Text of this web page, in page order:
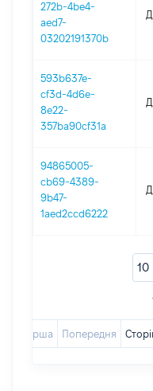
272b-4be4-
aed7-
03202191370b
593b637e-
cf3d-4d6e-
8e22-
357ba90cf31a
94865005-
cb69-4389-
9b47-
1aed2ccd6222
Перша Попередня